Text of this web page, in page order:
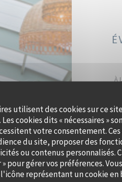
utilisent des cookies sur ce
cookies dits « nécessaires »
votre consentement.
du site, proposer des
ou contenus personnalisés.
» pour gérer vos préférences.
représentant un cookie en
À
Que
et